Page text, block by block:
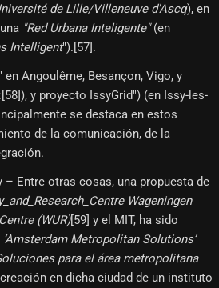
de Lille/Villeneuve d'Ascq), en
"Red Urbana Inteligente"(en
Intelligent").[57]​.
en Angoulême, Besançon, Vigo, y
y proyecto IssyGrid") (en Issy-les-
se destaca en estos
de la comunicación, de la
– Entre otras cosas, una propuesta de
Wageningen
(WUR)[59]​ y el MIT, ha sido
‘Amsterdam Metropolitan Solutions’
para el área metropolitana
en dicha ciudad de un instituto